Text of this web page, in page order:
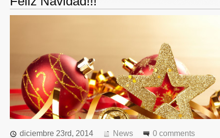
diciembre 23rd, 2014 News 0 comments